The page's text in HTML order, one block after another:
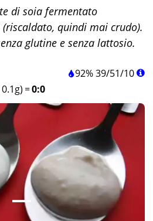
di soia fermentato
quindi mai crudo).
glutine e senza lattosio.
92%39/51/10
=0:0